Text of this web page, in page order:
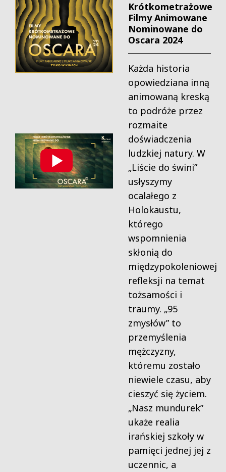
Krótkometrażowe
Filmy Animowane
Nominowane do
Oscara 2024
Każda historia
opowiedziana inną
animowaną kreską
to podróże przez
rozmaite
doświadczenia
ludzkiej natury. W
„Liście do świni”
usłyszymy
ocalałego z
Holokaustu,
którego
wspomnienia
skłonią do
międzypokoleniowej
refleksji na temat
tożsamości i
traumy. „95
zmysłów” to
przemyślenia
mężczyzny,
któremu zostało
niewiele czasu, aby
cieszyć się życiem.
„Nasz mundurek”
ukaże realia
irańskiej szkoły w
pamięci jednej jej z
uczennic, a